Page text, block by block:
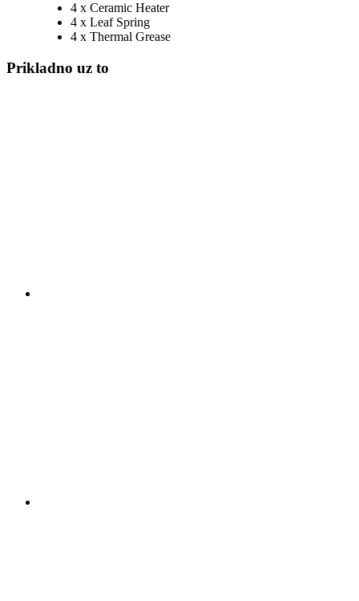
4 x Ceramic Heater
4 x Leaf Spring
4 x Thermal Grease
Prikladno uz to